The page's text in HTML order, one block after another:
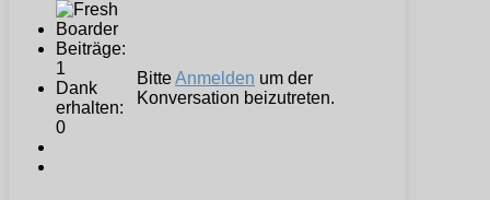
Beiträge:
1
Dank
erhalten:
0
BitteAnmelden um der
Konversation beizutreten.